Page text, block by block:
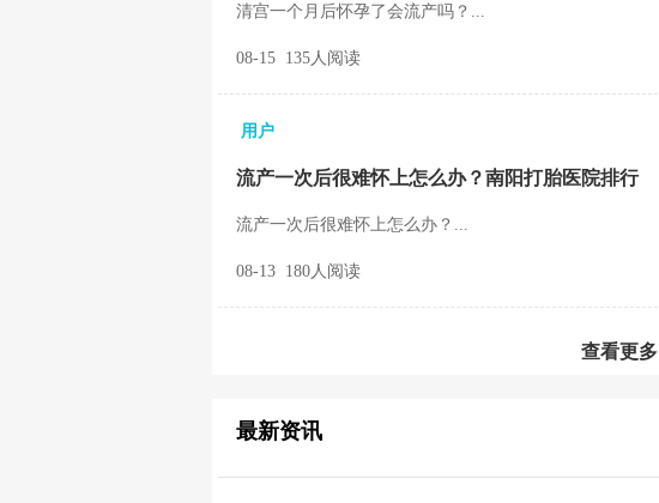
清宫一个月后怀孕了会流产吗？...
08-15 135人阅读
用户
流产一次后很难怀上怎么办？南阳打胎医院排行
流产一次后很难怀上怎么办？...
08-13 180人阅读
查看更多
最新资讯